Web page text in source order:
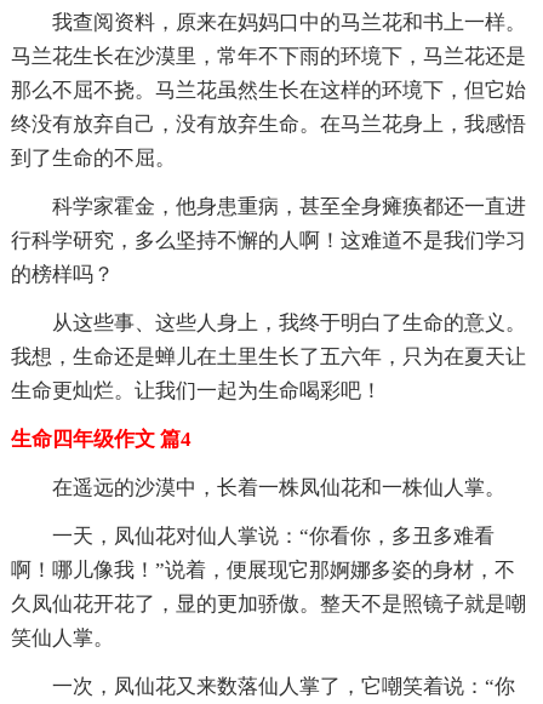
我查阅资料，原来在妈妈口中的马兰花和书上一样。
马兰花生长在沙漠里，常年不下雨的环境下，马兰花还是
那么不屈不挠。马兰花虽然生长在这样的环境下，但它始
终没有放弃自己，没有放弃生命。在马兰花身上，我感悟
到了生命的不屈。
科学家霍金，他身患重病，甚至全身瘫痪都还一直进
行科学研究，多么坚持不懈的人啊！这难道不是我们学习
的榜样吗？
从这些事、这些人身上，我终于明白了生命的意义。
我想，生命还是蝉儿在土里生长了五六年，只为在夏天让
生命更灿烂。让我们一起为生命喝彩吧！
生命四年级作文 篇4
在遥远的沙漠中，长着一株凤仙花和一株仙人掌。
一天，凤仙花对仙人掌说：“你看你，多丑多难看
啊！哪儿像我！”说着，便展现它那婀娜多姿的身材，不
久凤仙花开花了，显的更加骄傲。整天不是照镜子就是嘲
笑仙人掌。
一次，凤仙花又来数落仙人掌了，它嘲笑着说：“你